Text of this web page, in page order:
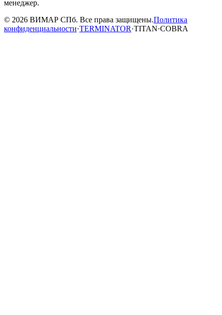
менеджер.
© 2026 ВИМАР СПб. Все права защищены.Политика
конфиденциальности·TERMINATOR·TITAN·COBRA